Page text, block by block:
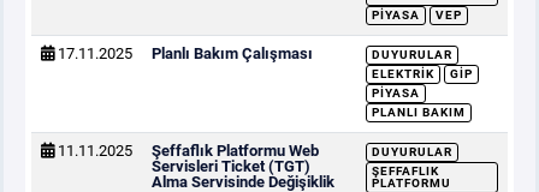
PIYASA
VEP
17.11.2025 Planlı Bakım Çalışması
DUYURULAR
ELEKTRIK
GİP
PIYASA
PLANLI BAKIM
11.11.2025
Şeffaflık Platformu Web
Servisleri Ticket (TGT)
Alma Servisinde Değişiklik
DUYURULAR
ŞEFFAFLIK
PLATFORMU